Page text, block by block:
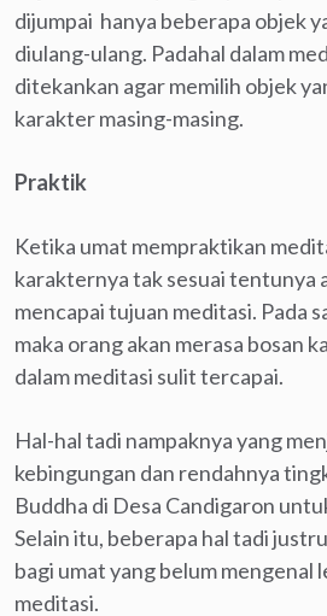
dijumpai hanya beberapa objek
diulang-ulang. Padahal dalam
ditekankan agar memilih objek
karakter masing-masing.
Praktik
Ketika umat mempraktikan
karakternya tak sesuai tentunya
mencapai tujuan meditasi. Pada
maka orang akan merasa bosan
dalam meditasi sulit tercapai.
Hal-hal tadi nampaknya yang
kebingungan dan rendahnya
Buddha di Desa Candigaron
Selain itu, beberapa hal tadi
bagi umat yang belum mengenal
meditasi.